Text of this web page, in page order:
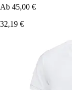
Ab 45,00 €
32,19 €